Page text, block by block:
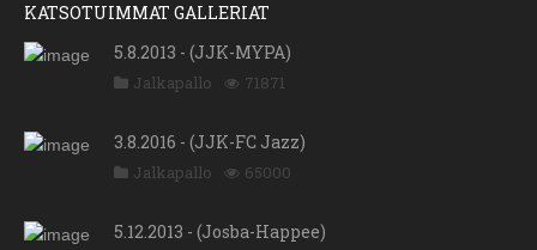
KATSOTUIMMAT GALLERIAT
5.8.2013 - (JJK-MYPA)
Jalkapallo 71871
3.8.2016 - (JJK-FC Jazz)
Jalkapallo 65000
5.12.2013 - (Josba-Happee)